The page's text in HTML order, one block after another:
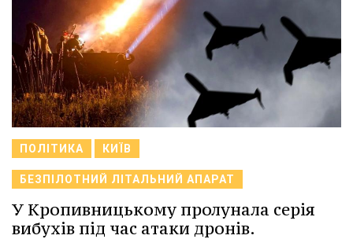
ПОЛІТИКА КИЇВ
БЕЗПІЛОТНИЙ ЛІТАЛЬНИЙ АПАРАТ
У Кропивницькому пролунала серія
вибухів під час атаки дронів.